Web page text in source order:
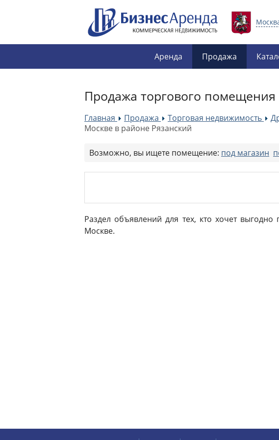
Аренда Продажа
Продажа торгового
Главная »Продажа »
Торговая недвижимость »
Москве в районе Рязанский
Возможно, вы ищете помещение: под магазин
Раздел объявлений для тех, кто хочет
Москве.